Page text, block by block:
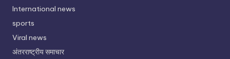
International news
sports
Viral news
अंतरराष्ट्रीय समाचार